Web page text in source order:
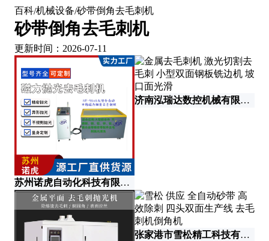
百科/机械设备/砂带倒角去毛刺机
砂带倒角去毛刺机
更新时间：2026-07-11
苏州诺虎自动化科技有限公司
济南泓瑞达数控机械有限公司
张家港市雪松精工科技有限公司